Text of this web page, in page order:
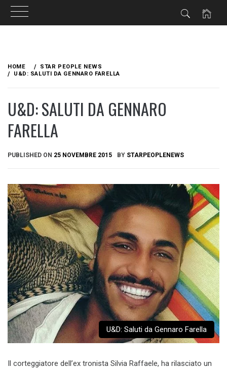
content
HOME
STAR PEOPLE NEWS
U&D: SALUTI DA GENNARO FARELLA
U&D: SALUTI DA GENNARO
FARELLA
PUBLISHED ON 25 NOVEMBRE 2015 BY STARPEOPLENEWS
U&D: Saluti da Gennaro Farella
Il corteggiatore dell’ex tronista Silvia Raffaele, ha rilasciato un